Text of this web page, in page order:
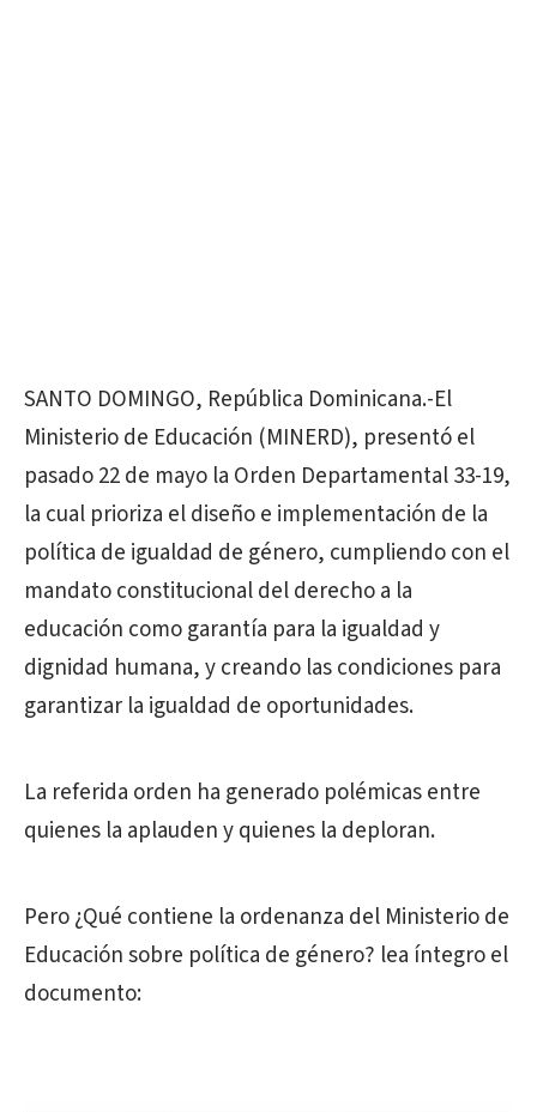
SANTO DOMINGO, República Dominicana.-El
Ministerio de Educación (MINERD), presentó el
pasado 22 de mayo la Orden Departamental 33-19,
la cual prioriza el diseño e implementación de la
política de igualdad de género, cumpliendo con el
mandato constitucional del derecho a la
educación como garantía para la igualdad y
dignidad humana, y creando las condiciones para
garantizar la igualdad de oportunidades.
La referida orden ha generado polémicas entre
quienes la aplauden y quienes la deploran.
Pero ¿Qué contiene la ordenanza del Ministerio de
Educación sobre política de género? lea íntegro el
documento: